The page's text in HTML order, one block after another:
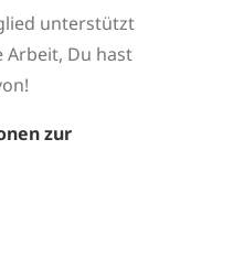
unterstützt
Arbeit, Du hast
zur